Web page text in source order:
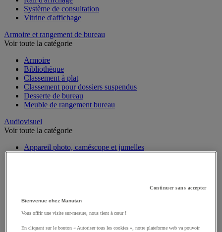
Système de consultation
Vitrine d'affichage
Armoire et rangement de bureau
Voir toute la catégorie
Armoire
Bibliothèque
Classement à plat
Classement pour dossiers suspendus
Desserte de bureau
Meuble de rangement bureau
Audiovisuel
Voir toute la catégorie
Appareil photo, caméscope et jumelles
Sonorisation et enregistrement professionnels
Studio Web radio et vidéo
Système d'affichage dynamique et interactif
Télévision, lecteur DVD et Blu-ray
Continuer sans accepter
Bienvenue chez Manutan
Vous offrir une visite sur-mesure, nous tient à cœur !
En cliquant sur le bouton « Autoriser tous les cookies », notre plateforme web va pouvoir